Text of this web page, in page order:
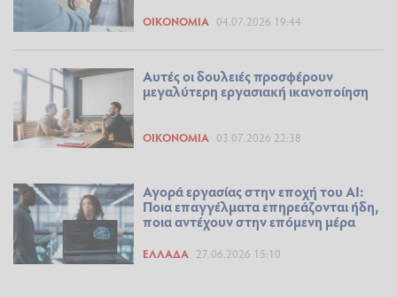
ΟΙΚΟΝΟΜΊΑ 04.07.2026 19:44
Αυτές οι δουλειές προσφέρουν
μεγαλύτερη εργασιακή ικανοποίηση
ΟΙΚΟΝΟΜΊΑ 03.07.2026 22:38
Αγορά εργασίας στην εποχή του ΑΙ:
Ποια επαγγέλματα επηρεάζονται ήδη,
ποια αντέχουν στην επόμενη μέρα
ΕΛΛΆΔΑ 27.06.2026 15:10